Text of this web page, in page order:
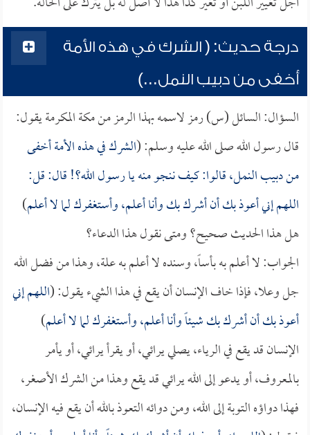
درجة حديث: ( الشرك في هذه الأمة
أخفى من دبيب النمل...)
السؤال: السائل (س) رمز لاسمه بهذا الرمز من مكة المكرمة يقول:
قال رسول الله صلى الله عليه وسلم: (الشرك في هذه الأمة أخفى
من دبيب النمل، قالوا: كيف ننجو منه يا رسول الله؟! قال: قل:
اللهم إني أعوذ بك أن أشرك بك وأنا أعلم، وأستغفرك لما لا أعلم)
هل هذا الحديث صحيح؟ ومتى نقول هذا الدعاء؟
الجواب: لا أعلم به بأساً، وسنده لا أعلم به علة، وهذا من فضل الله
جل وعلا، فإذا خاف الإنسان أن يقع في هذا الشيء يقول: (اللهم إني
أعوذ بك أن أشرك بك شيئاً وأنا أعلم، وأستغفرك لما لا أعلم)
الإنسان قد يقع في الرياء، يصلي يرائي، أو يقرأ يرائي، أو يأمر
بالمعروف، أو يدعو إلى الله يرائي قد يقع وهذا من الشرك الأصغر،
فهذا دواؤه التوبة إلى الله، ومن دوائه التعوذ بالله أن يقع فيه الإنسان،